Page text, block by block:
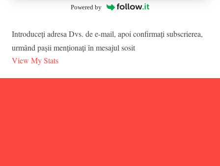
Powered by
Introduceţi adresa Dvs. de e-mail, apoi confirmaţi subscrierea,
urmând paşii menţionaţi în mesajul sosit
View My Stats